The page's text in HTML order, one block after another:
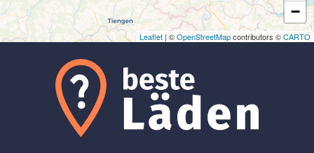
−
Leaflet | ©OpenStreetMapcontributors ©CARTO